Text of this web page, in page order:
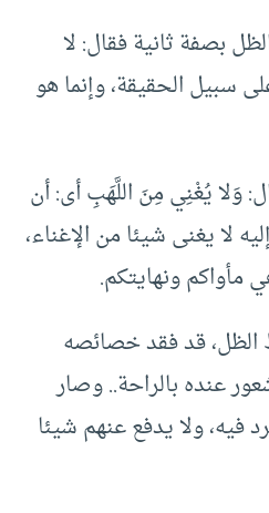
بصفة ثانية فقال: لا
سبيل الحقيقة، وإنما هو
وَلا يُغْنِي مِنَ اللَّهَبِ أى: أن
لا يغنى شيئا من الإغناء،
مأواكم ونهايتكم.
الظل، قد فقد خصائصه
عنده بالراحة.. وصار
فيه، ولا يدفع عنهم شيئا